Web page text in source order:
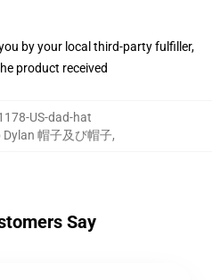
by your local third-party fulfiller,
product received
US-dad-hat
Dylan 帽子及び帽子,
Say